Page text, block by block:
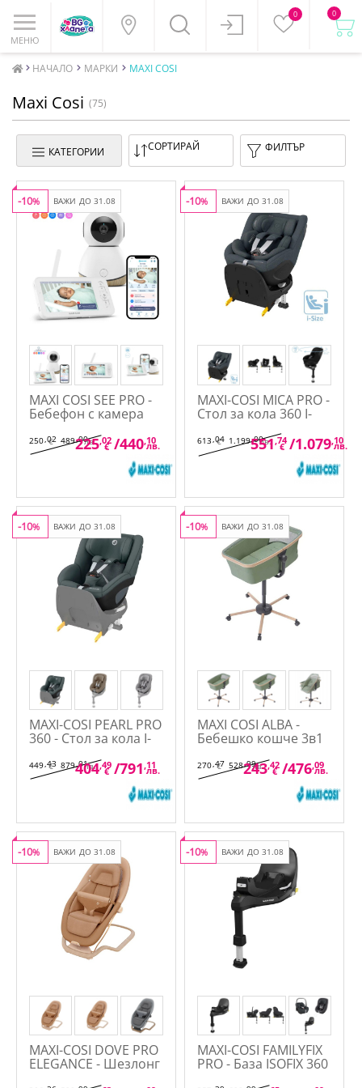
МЕНЮ
0 0
НАЧАЛО МАРКИ MAXI COSI
Maxi Cosi (75)
КАТЕГОРИИ СОРТИРАЙ ФИЛТЪР
ВАЖИ ДО 31.08
-10%
MAXI COSI SEE PRO -
Бебефон с камера
250 ,02
€ 489,00лв.
225,02
€ /440 ,10
лв.
ВАЖИ ДО 31.08
-10%
MAXI-COSI MICA PRO -
Стол за кола 360 I-
613 ,04
€ 1.199,00лв.
551,74
€ /1.079 ,10
лв.
ВАЖИ ДО 31.08
-10%
MAXI-COSI PEARL PRO
360 - Стол за кола I-
449,43
€ 879,01лв.
404,49
€ /791,11
лв.
ВАЖИ ДО 31.08
-10%
MAXI COSI ALBA -
Бебешко кошче 3в1
270,47
€ 528,99лв.
243,42
€ /476,09
лв.
ВАЖИ ДО 31.08
-10%
MAXI-COSI DOVE PRO
ELEGANCE - Шезлонг
ВАЖИ ДО 31.08
-10%
MAXI-COSI FAMILYFIX
PRO - База ISOFIX 360